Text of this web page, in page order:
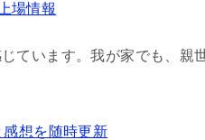
場情報
ています。我が家でも、親
想を随時更新